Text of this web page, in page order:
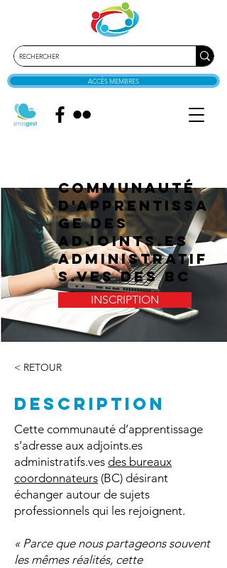
ACCÈS MEMBRES
Communauté
d'apprentissa
ge des
adjoints.es
administratif
s.ves des BC
INSCRIPTION
< RETOUR
DESCRIPTION
Cette communauté d’apprentissage
s’adresse aux adjoints.es
administratifs.ves des bureaux
coordonnateurs (BC) désirant
échanger autour de sujets
professionnels qui les rejoignent.
« Parce que nous partageons souvent
les mêmes réalités, cette